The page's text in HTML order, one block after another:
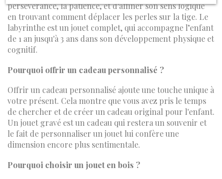
persévérance, la patience, et d’affiner son sens logique
en trouvant comment déplacer les perles sur la tige. Le
labyrinthe est un jouet complet, qui accompagne l’enfant
de 1 an jusqu'à 3 ans dans son développement physique et
cognitif.
Pourquoi offrir un cadeau personnalisé ?
Offrir un cadeau personnalisé ajoute une touche unique à
votre présent. Cela montre que vous avez pris le temps
de chercher et de créer un cadeau original pour l'enfant.
Un jouet gravé est un cadeau qui restera un souvenir et
le fait de personnaliser un jouet lui confère une
dimension encore plus sentimentale.
Pourquoi choisir un jouet en bois ?